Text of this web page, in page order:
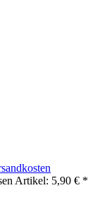
Artikel: 5,90 € *